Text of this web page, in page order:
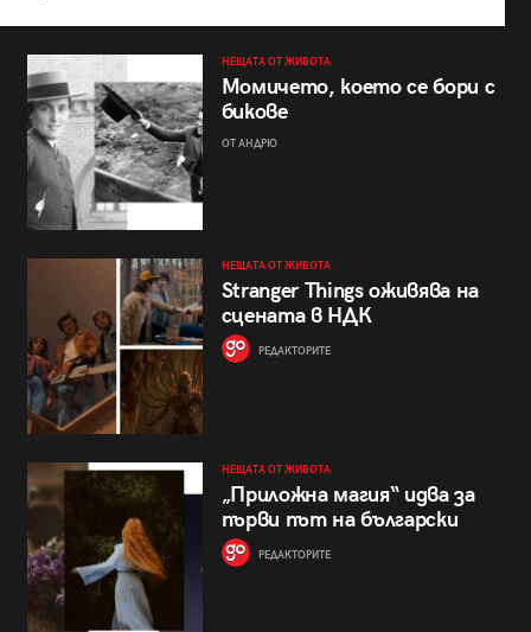
НЕЩАТА ОТ ЖИВОТА
Момичето, което се бори с
бикове
ОТ АНДРЮ
НЕЩАТА ОТ ЖИВОТА
Stranger Things оживява на
сцената в НДК
РЕДАКТОРИТЕ
НЕЩАТА ОТ ЖИВОТА
„Приложна магия“ идва за
първи път на български
РЕДАКТОРИТЕ